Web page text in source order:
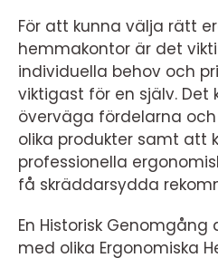
För att kunna välja rätt
hemmakontor är det
individuella behov och
viktigast för en själv.
överväga fördelarna
olika produkter samt att
professionella
få skräddarsydda
En Historisk
med olika Ergonomiska